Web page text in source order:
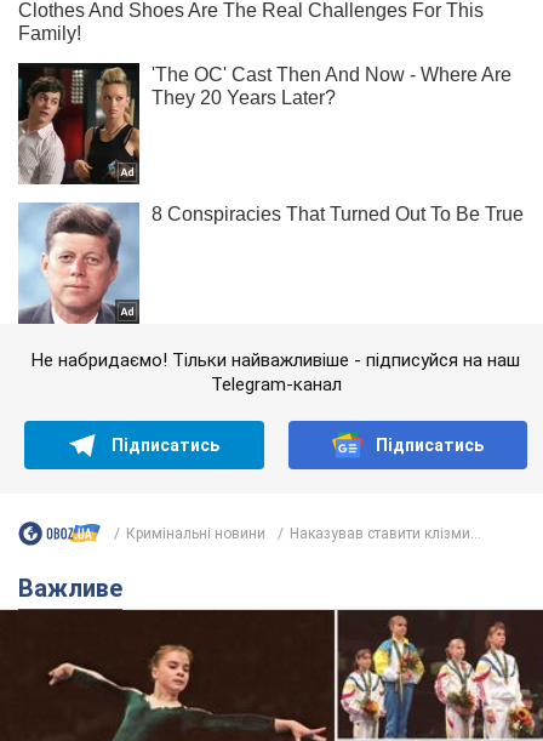
Не набридаємо! Тільки найважливіше - підписуйся на наш
Telegram-канал
Підписатись Підписатись
Кримінальні новини Наказував ставити клізми...
Важливе